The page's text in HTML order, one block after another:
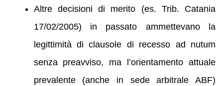
Altre decisioni di merito (es. Trib. Catania
17/02/2005) in passato ammettevano la
legittimità di clausole di recesso ad nutum
senza preavviso, ma l’orientamento attuale
prevalente (anche in sede arbitrale ABF)